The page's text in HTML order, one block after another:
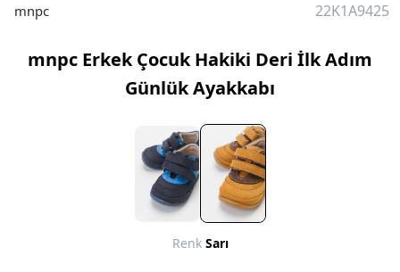
mnpc 22K1A9425
mnpc Erkek Çocuk Hakiki Deri İlk Adım
Günlük Ayakkabı
Renk Sarı